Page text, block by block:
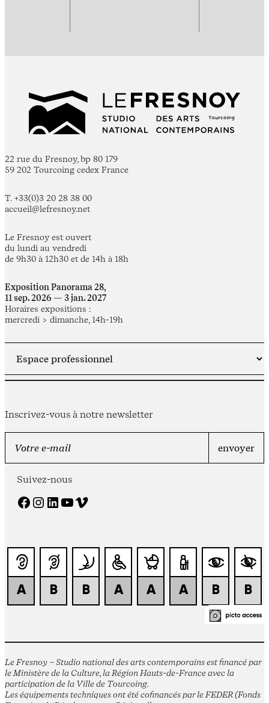
22 rue du Fresnoy, bp 80 179
59 202 Tourcoing cedex France
T. +33(0)3 20 28 38 00
accueil@lefresnoy.net
Le Fresnoy est ouvert
du lundi au vendredi
de 9h30 à 12h30 et de 14h à 18h
Exposition Panorama 28,
11 sep. 2026 — 3 jan. 2027
Horaires expositions :
mercredi > dimanche, 14h-19h
Inscrivez-vous à notre newsletter
Suivez-nous
Facebook Instagram LinkedIn YouTube Vimeo
Le Fresnoy – Studio national des arts contemporains est financé par
le Ministère de la Culture, la Région Hauts-de-France avec la
participation de la Ville de Tourcoing.
Les équipements techniques ont été cofinancés par le FEDER (Fonds